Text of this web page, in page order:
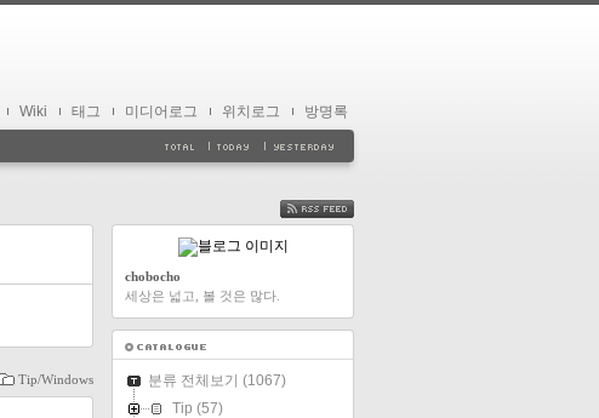
Wiki 태그 미디어로그 위치로그 방명록
Tip/Windows
FEED
chobocho
세상은 넓고, 볼 것은 많다.
분류 전체보기 (1067)
Tip (57)